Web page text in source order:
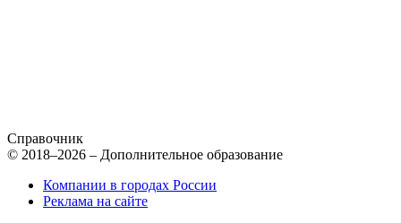
Справочник
© 2018–2026 – Дополнительное образование
Компании в городах России
Реклама на сайте